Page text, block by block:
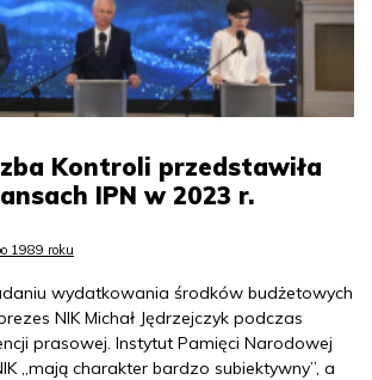
Kontroli przedstawiła
IPN w 2023 r.
1989 roku
wydatkowania środków budżetowych
NIK Michał Jędrzejczyk podczas
prasowej. Instytut Pamięci Narodowej
„mają charakter bardzo subiektywny”, a